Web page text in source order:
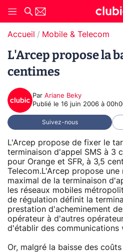
Accueil Mobile & Telecom
L'Arcep propose la
centimes
Par Ariane Beky
Publié le 16 juin 2006 à
Suivez-nous
L'Arcep propose de fixer le
terminaison d'appel SMS à 3
pour Orange et SFR, à 3,5
Telecom.L'Arcep propose
maximal de la terminaison
les réseaux mobiles
de régulation définit la
prestation d'acheminement
opérateur à d'autres
d'établir des communications
Or, malgré la baisse des